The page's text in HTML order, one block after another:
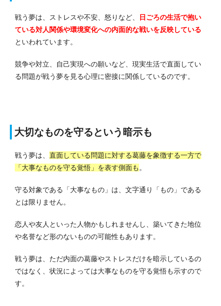
戦う夢は、ストレスや不安、怒りなど、
日ごろの生活で抱い
ている対人関係や環境変化への内面的な戦いを反映している
といわれています。
競争や対立、自己実現への願いなど、現実生活で直面してい
る問題が戦う夢を見る心理に密接に関係しているのです。
大切なものを守るという暗示も
戦う夢は、 直面している問題に対する葛藤を象徴する一方で
「大事なものを守る覚悟」を表す側面も。
守る対象である「大事なもの」は、文字通り「もの」である
とは限りません。
恋人や友人といった人物かもしれませんし、築いてきた地位
や名誉など形のないものの可能性もあります。
戦う夢は、ただ内面の葛藤やストレスだけを暗示しているの
ではなく、状況によっては大事なものを守る覚悟も示すので
す。